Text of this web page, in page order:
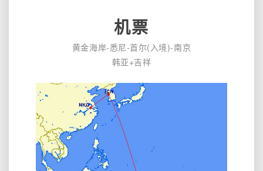
机票
黄金海岸-悉尼-首尔(入境)-南京
韩亚+吉祥